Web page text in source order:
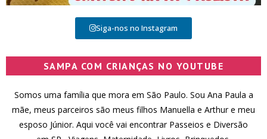
Siga-nos no Instagram
SAMPA COM CRIANÇAS NO YOUTUBE
Somos uma família que mora em São Paulo. Sou Ana Paula a
mãe, meus parceiros são meus filhos Manuella e Arthur e meu
esposo Júnior. Aqui você vai encontrar Passeios e Diversão